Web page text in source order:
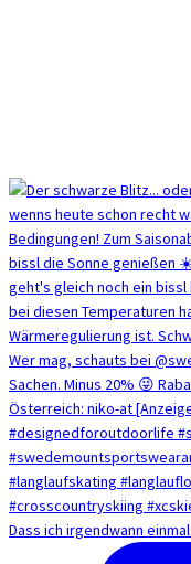
Dass ich irgendwann